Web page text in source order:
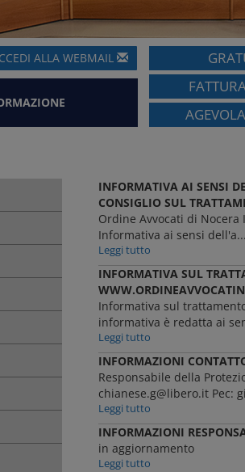
ALLAWEBMAIL
INFORMATIVA AI SENSI
CONSIGLIO SUL
Ordine Avvocati di
Informativa ai sensi dell'a...
Leggi tutto
INFORMATIVA SUL
Informativa sul
informativa è redatta ai
Leggi tutto
INFORMAZIONI
Responsabile della
chianese.g@libero.it Pec:
Leggi tutto
INFORMAZIONI
in aggiornamento
Leggi tutto